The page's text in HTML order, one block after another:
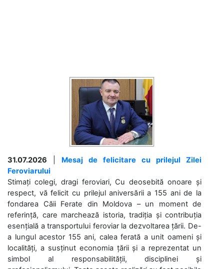
31.07.2026
Mesaj de felicitare cu prilejul Zilei
Feroviarului
Stimați colegi, dragi feroviari, Cu deosebită onoare și
respect, vă felicit cu prilejul aniversării a 155 ani de la
fondarea Căii Ferate din Moldova – un moment de
referință, care marchează istoria, tradiția și contribuția
esențială a transportului feroviar la dezvoltarea țării. De-
a lungul acestor 155 ani, calea ferată a unit oameni și
localități, a susținut economia țării și a reprezentat un
simbol al responsabilității, disciplinei și